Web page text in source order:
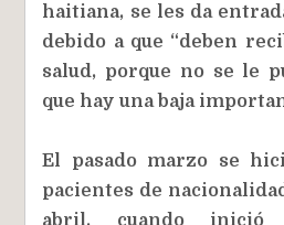
haitiana, se les da
debido a que “deben
salud, porque no se le
que hay una baja
El pasado marzo se
pacientes de
abril, cuando